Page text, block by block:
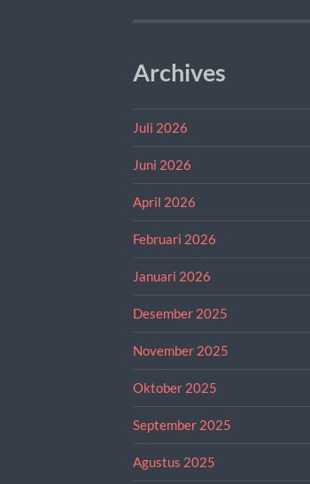
Archives
Juli 2026
Juni 2026
April 2026
Februari 2026
Januari 2026
Desember 2025
November 2025
Oktober 2025
September 2025
Agustus 2025